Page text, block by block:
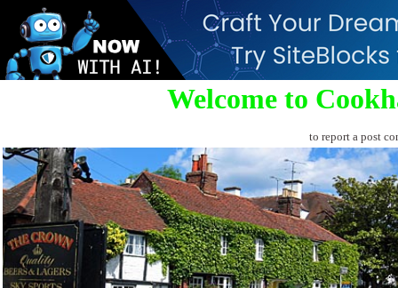
Welcome to
to report a post